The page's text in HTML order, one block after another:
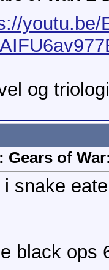
youtu.be/
og
Gears of
i snake
black ops